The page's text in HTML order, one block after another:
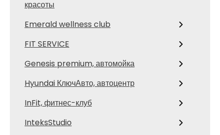
красоты
Emerald wellness club
FIT SERVICE
Genesis premium, автомойка
Hyundai КлючАвто, автоцентр
InFit, фитнес-клуб
InteksStudio